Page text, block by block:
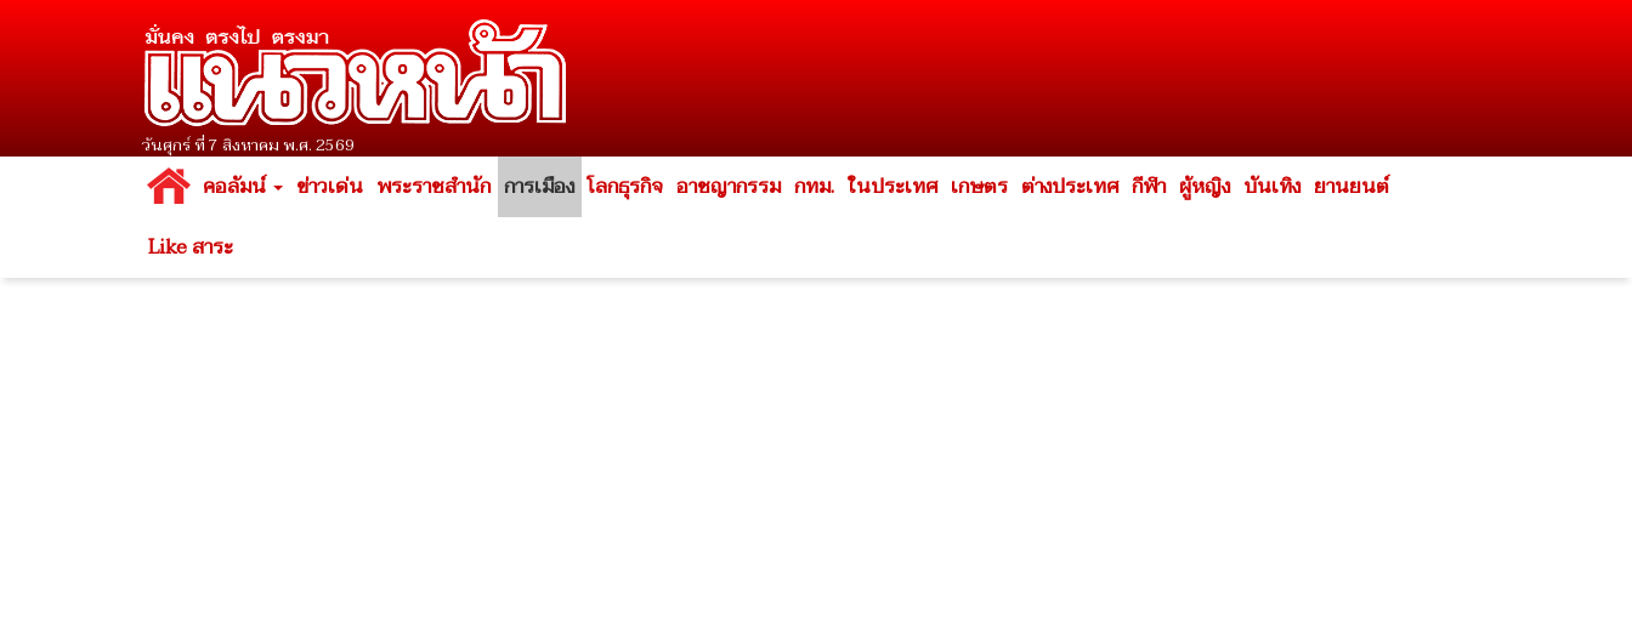
วันศุกร์ ที่ 7 สิงหาคม พ.ศ. 2569
คอลัมน์ ข่าวเด่น พระราชสำนัก การเมือง โลกธุรกิจ อาชญากรรม กทม. ในประเทศ เกษตร ต่างประเทศ กีฬา ผู้หญิง บันเทิง ยานยนต์
Like สาระ